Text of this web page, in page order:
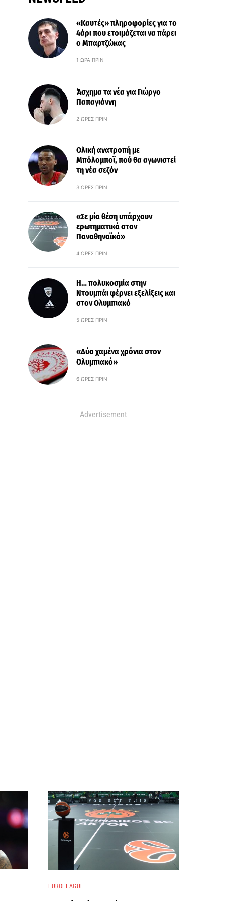
«Καυτές» πληροφορίες για το
4άρι που ετοιμάζεται να πάρει
ο Μπαρτζώκας
1 ΏΡΑ ΠΡΙΝ
Άσχημα τα νέα για Γιώργο
Παπαγιάννη
2 ΏΡΕΣ ΠΡΙΝ
Ολική ανατροπή με
Μπόλομποϊ, πού θα αγωνιστεί
τη νέα σεζόν
3 ΏΡΕΣ ΠΡΙΝ
«Σε μία θέση υπάρχουν
ερωτηματικά στον
Παναθηναϊκό»
4 ΏΡΕΣ ΠΡΙΝ
Η… πολυκοσμία στην
Ντουμπάι φέρνει εξελίξεις και
στον Ολυμπιακό
5 ΏΡΕΣ ΠΡΙΝ
«Δύο χαμένα χρόνια στον
Ολυμπιακό»
6 ΏΡΕΣ ΠΡΙΝ
Advertisement
EUROLEAGUE